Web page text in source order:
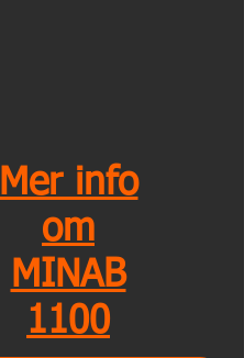
Mer info
om
MINAB
1100